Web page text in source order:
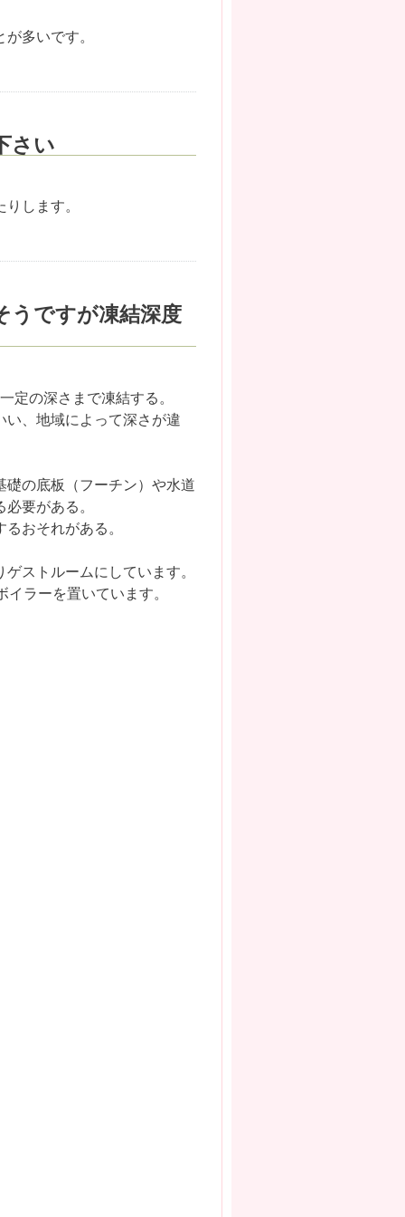
多いです。
さい
します。
うですが凍結深度
定の深さまで凍結する。
、地域によって深さが違
の底板（フーチン）や水道
要がある。
おそれがある。
ストルームにしています。
ラーを置いています。